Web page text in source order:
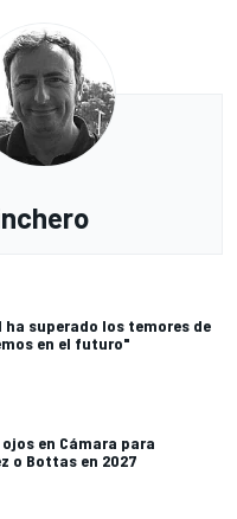
ha superado los temores de
en el futuro"
en Cámara para
o Bottas en 2027